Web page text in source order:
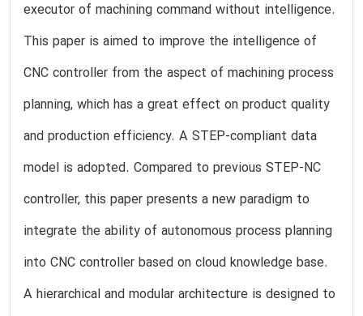
executor of machining command without intelligence.
This paper is aimed to improve the intelligence of
CNC controller from the aspect of machining process
planning, which has a great effect on product quality
and production efficiency. A STEP-compliant data
model is adopted. Compared to previous STEP-NC
controller, this paper presents a new paradigm to
integrate the ability of autonomous process planning
into CNC controller based on cloud knowledge base.
A hierarchical and modular architecture is designed to